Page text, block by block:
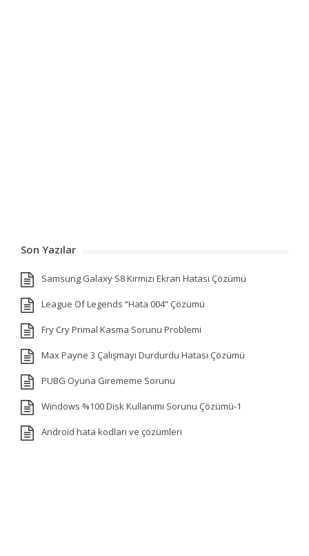
Son Yazılar
Samsung Galaxy S8 Kırmızı Ekran Hatası Çözümü
League Of Legends “Hata 004” Çözümü
Fry Cry Primal Kasma Sorunu Problemi
Max Payne 3 Çalışmayı Durdurdu Hatası Çözümü
PUBG Oyuna Girememe Sorunu
Windows %100 Disk Kullanımı Sorunu Çözümü-1
Android hata kodları ve çözümleri